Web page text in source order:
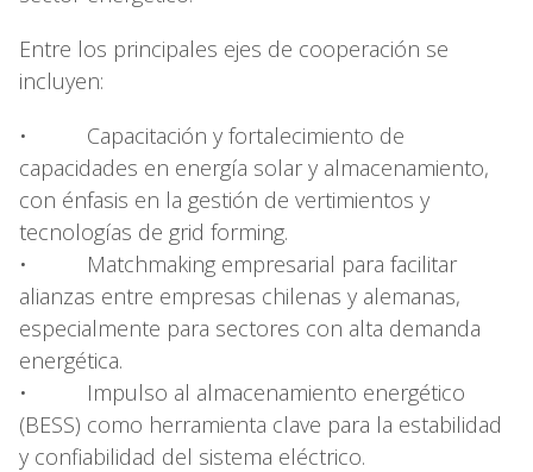
Entre los principales ejes de cooperación se
incluyen:
• Capacitación y fortalecimiento de
capacidades en energía solar y almacenamiento,
con énfasis en la gestión de vertimientos y
tecnologías de grid forming.
• Matchmaking empresarial para facilitar
alianzas entre empresas chilenas y alemanas,
especialmente para sectores con alta demanda
energética.
• Impulso al almacenamiento energético
(BESS) como herramienta clave para la estabilidad
y confiabilidad del sistema eléctrico.